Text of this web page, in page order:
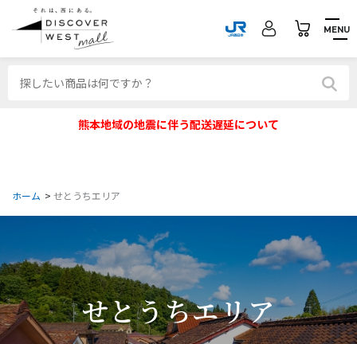
MENU
熊本地域の地震に伴う配送遅延について
ホーム > せとうちエリア
せとうちエリア